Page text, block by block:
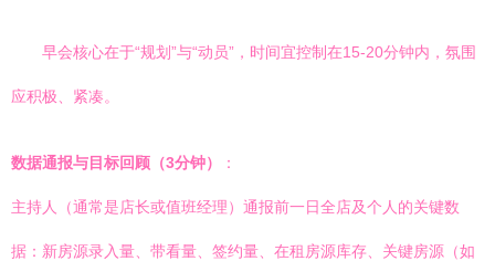
早会核心在于“规划”与“动员”，时间宜控制在15-20分钟内，氛围
应积极、紧凑。
数据通报与目标回顾（3分钟） ：
主持人（通常是店长或值班经理）通报前一日全店及个人的关键数
据：新房源录入量、带看量、签约量、在租房源库存、关键房源（如